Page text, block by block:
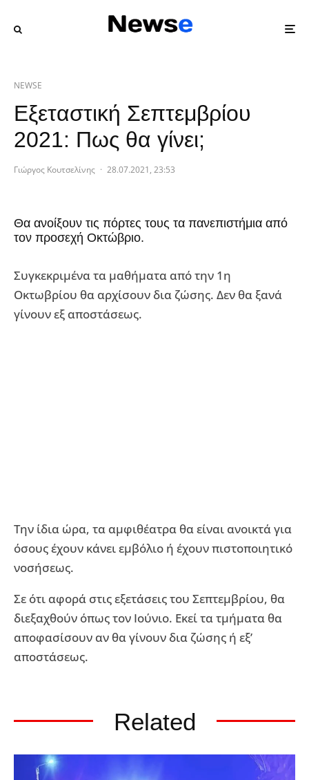
NEWSE
Εξεταστική Σεπτεμβρίου
2021: Πως θα γίνει;
Γιώργος Κουτσελίνης · 28.07.2021, 23:53
Θα ανοίξουν τις πόρτες τους τα πανεπιστήμια από
τον προσεχή Οκτώβριο.
Συγκεκριμένα τα μαθήματα από την 1η
Οκτωβρίου θα αρχίσουν δια ζώσης. Δεν θα ξανά
γίνουν εξ αποστάσεως.
Την ίδια ώρα, τα αμφιθέατρα θα είναι ανοικτά για
όσους έχουν κάνει εμβόλιο ή έχουν πιστοποιητικό
νοσήσεως.
Σε ότι αφορά στις εξετάσεις του Σεπτεμβρίου, θα
διεξαχθούν όπως τον Ιούνιο. Εκεί τα τμήματα θα
αποφασίσουν αν θα γίνουν δια ζώσης ή εξ’
αποστάσεως.
Related